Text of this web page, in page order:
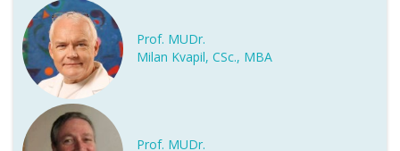
Prof. MUDr.
Milan Kvapil, CSc., MBA
Prof. MUDr.